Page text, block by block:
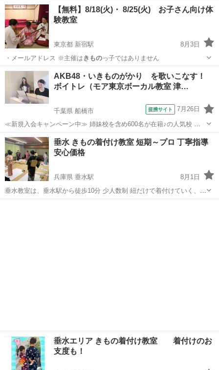
着ていて、楽、そこそこ美しい、着崩れしない、着方講座をつくりま
した！ ９月開講予定。 マン...
岐阜 多治見市 多治見駅 着付け レッスン
【無料】8/18(火)・ 8/25(火) お子さん向け体
験教室
東京都 新宿駅
8月3日
・メールアドレス ※主催は きものっ子ではありません
東京 新宿区 日本芸能 邦楽
AKB48・いきものがかり を歌いこなす！
ボイトレ（モア東京ボーカル教室 津…
千葉県 船橋市 提携サイト 7月26日
≪新規入会キャンペーン中≫ 姉妹校を含め600名が在籍♪の人気校 講
師が30名も所属♪ （いろんな講師から学べる！） たった30分の体験レ
ッスンで「歌のコツ」をお教えします♪ 今なら♪「体験レッスン 500
円！」 ＊3...
千葉 船橋市 ボーカル
垂水 きもの着付け教室 短期～プロ 丁寧指導
安心価格
兵庫県 垂水駅
8月1日
垂水教室は、垂水駅から徒歩10分 少人数制 紐だけで着付けていく、苦
しくなく着崩れしない方法を40年掛けて考え抜かれた技法をお伝えし
垂水エリア きもの着付け教室 着付けのお
支度も！